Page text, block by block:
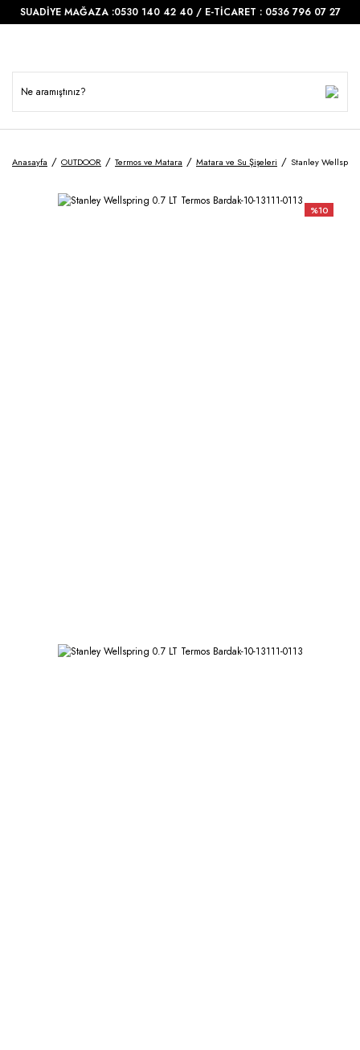
SUADİYE MAĞAZA :0530 140 42 40 / E-TİCARET : 0536 796 07 27
Anasayfa OUTDOOR Termos ve Matara Matara ve Su Şişeleri Stanley
%10